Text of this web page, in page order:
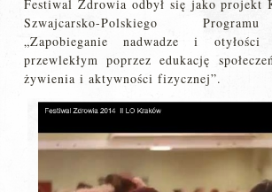
Festiwal Zdrowia odbył się jako projekt
Szwajcarsko-Polskiego
„Zapobieganie nadwadze i otyłości
przewlekłym poprzez edukację
żywienia i aktywności fizycznej”.